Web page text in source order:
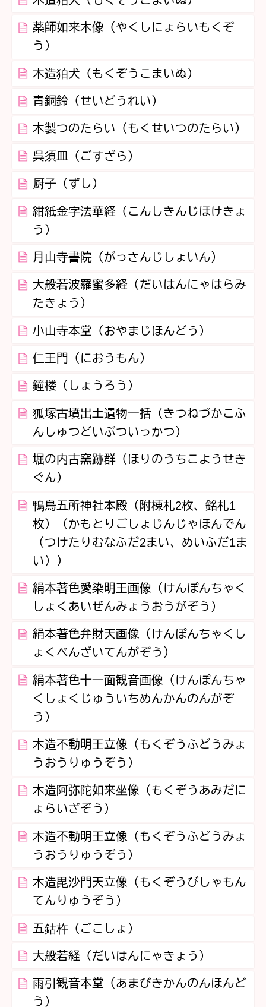
薬師如来木像（やくしにょらいもくぞ
う）
木造狛犬（もくぞうこまいぬ）
青銅鈴（せいどうれい）
木製つのたらい（もくせいつのたらい）
呉須皿（ごすざら）
厨子（ずし）
紺紙金字法華経（こんしきんじほけきょ
う）
月山寺書院（がっさんじしょいん）
大般若波羅蜜多経（だいはんにゃはらみ
たきょう）
小山寺本堂（おやまじほんどう）
仁王門（におうもん）
鐘楼（しょうろう）
狐塚古墳出土遺物一括（きつねづかこふ
んしゅつどいぶついっかつ）
堀の内古窯跡群（ほりのうちこようせき
ぐん）
鴨鳥五所神社本殿（附棟札2枚、銘札1
枚）（かもとりごしょじんじゃほんでん
（つけたりむなふだ2まい、めいふだ1ま
い））
絹本著色愛染明王画像（けんぽんちゃく
しょくあいぜんみょうおうがぞう）
絹本著色弁財天画像（けんぽんちゃくし
ょくべんざいてんがぞう）
絹本著色十一面観音画像（けんぽんちゃ
くしょくじゅういちめんかんのんがぞ
う）
木造不動明王立像（もくぞうふどうみょ
うおうりゅうぞう）
木造阿弥陀如来坐像（もくぞうあみだに
ょらいざぞう）
木造不動明王立像（もくぞうふどうみょ
うおうりゅうぞう）
木造毘沙門天立像（もくぞうびしゃもん
てんりゅうぞう）
五鈷杵（ごこしょ）
大般若経（だいはんにゃきょう）
雨引観音本堂（あまびきかんのんほんど
う）